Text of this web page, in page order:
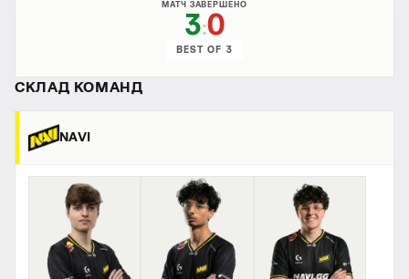
МАТЧ ЗАВЕРШЕНО
3:0
BEST OF 3
СКЛАД КОМАНД
NAVI